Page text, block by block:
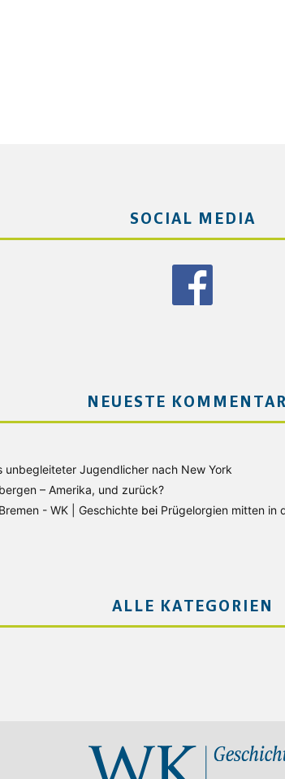
SOCIAL MEDIA
NEUESTE
unbegleiteter Jugendlicher nach New York
– Amerika, und zurück?
- WK | Geschichte bei Prügelorgien mitten in
ALLE KATEGORIEN